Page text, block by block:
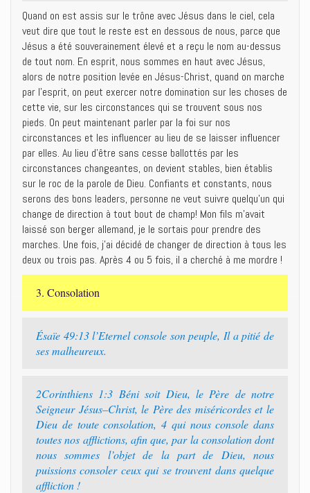
Quand on est assis sur le trône avec Jésus dans le ciel, cela
veut dire que tout le reste est en dessous de nous, parce que
Jésus a été souverainement élevé et a reçu le nom au-dessus
de tout nom. En esprit, nous sommes en haut avec Jésus,
alors de notre position levée en Jésus-Christ, quand on marche
par l’esprit, on peut exercer notre domination sur les choses de
cette vie, sur les circonstances qui se trouvent sous nos
pieds. On peut maintenant parler par la foi sur nos
circonstances et les influencer au lieu de se laisser influencer
par elles. Au lieu d’être sans cesse ballottés par les
circonstances changeantes, on devient stables, bien établis
sur le roc de la parole de Dieu. Confiants et constants, nous
serons des bons leaders, personne ne veut suivre quelqu’un qui
change de direction à tout bout de champ! Mon fils m’avait
laissé son berger allemand, je le sortais pour prendre des
marches. Une fois, j’ai décidé de changer de direction à tous les
deux ou trois pas. Après 4 ou 5 fois, il a cherché à me mordre !
3. Consolation
Ésaïe 49:13 l’Eternel console son peuple, Il a pitié de
ses malheureux.
2Corinthiens 1:3 Béni soit Dieu, le Père de notre
Seigneur Jésus–Christ, le Père des miséricordes et le
Dieu de toute consolation, 4 qui nous console dans
toutes nos afflictions, afin que, par la consolation dont
nous sommes l’objet de la part de Dieu, nous
puissions consoler ceux qui se trouvent dans quelque
affliction !